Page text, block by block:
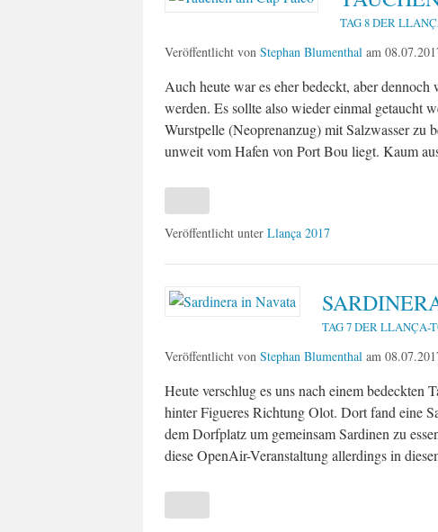
TAG 8 DER
Veröffentlicht von Stephan Blumenthal am
Auch heute war es eher bedeckt, aber
werden. Es sollte also wieder einmal getaucht
Wurstpelle (Neoprenanzug) mit Salzwasser zu
unweit vom Hafen von Port Bou liegt. Kaum
Veröffentlicht unter Llança 2017
TAG 7 DER LLANÇA-
Veröffentlicht von Stephan Blumenthal am
Heute verschlug es uns nach einem bedeckten
hinter Figueres Richtung Olot. Dort fand eine
dem Dorfplatz um gemeinsam Sardinen zu
diese OpenAir-Veranstaltung allerdings in